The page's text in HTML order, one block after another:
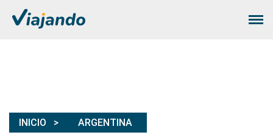
INICIO ARGENTINA